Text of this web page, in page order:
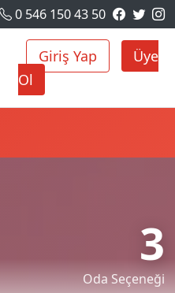
0 546 150 43 50
Giriş Yap
Üye
Ol
3
Oda Seçeneği